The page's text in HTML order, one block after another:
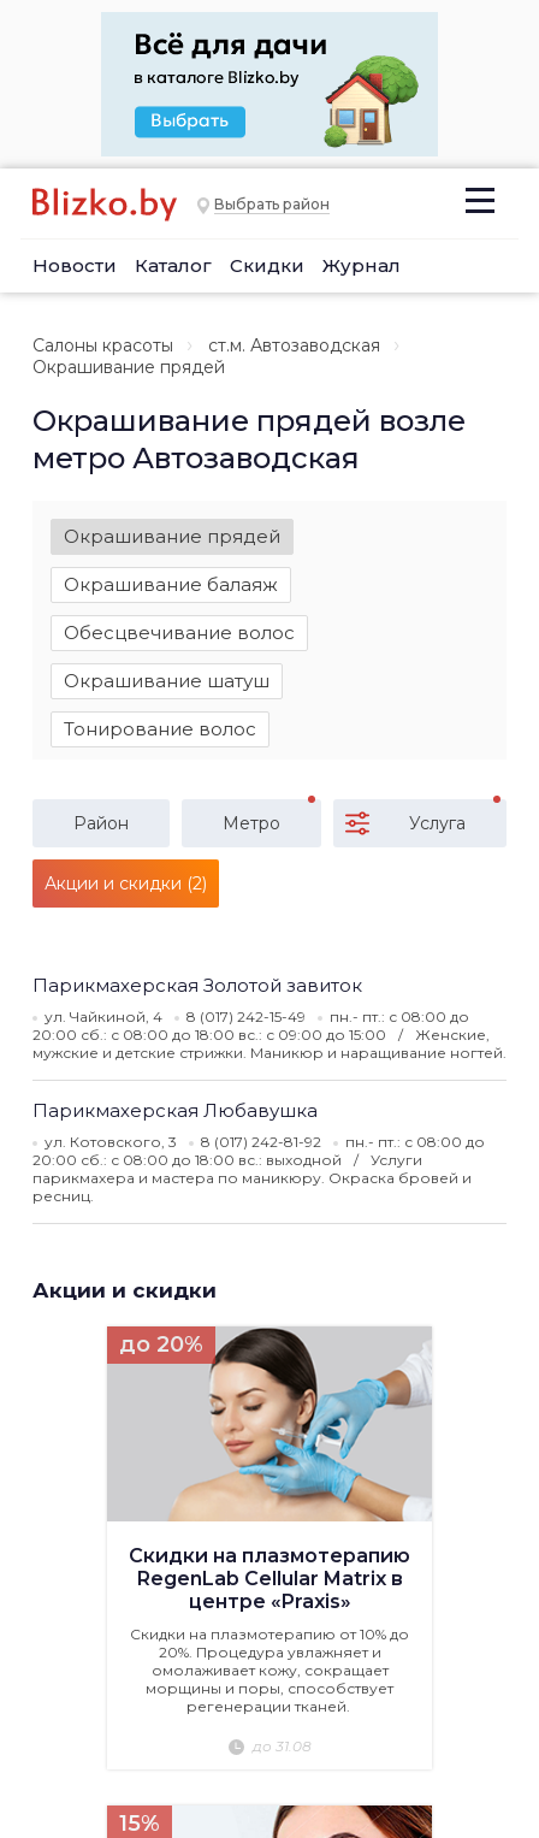
Выбрать район
Новости Каталог Скидки Журнал
Салоны красоты
ст.м. Автозаводская
Окрашивание прядей
Окрашивание прядей возле
метро Автозаводская
Окрашивание прядей
Окрашивание балаяж
Обесцвечивание волос
Окрашивание шатуш
Тонирование волос
Район Метро Услуга
Акции и скидки (2)
Парикмахерская Золотой завиток
ул. Чайкиной, 4 8 (017) 242-15-49
пн.- пт.: с 08:00 до
20:00 сб.: с 08:00 до 18:00 вс.: с 09:00 до 15:00
Женские,
мужские и детские стрижки. Маникюр и наращивание ногтей.
Парикмахерская Любавушка
ул. Котовского, 3 8 (017) 242-81-92
пн.- пт.: с 08:00 до
20:00 сб.: с 08:00 до 18:00 вс.: выходной
Услуги
парикмахера и мастера по маникюру. Окраска бровей и
ресниц.
Акции и скидки
до 20%
Скидки на плазмотерапию
RegenLab Cellular Matrix в
центре «Praxis»
Скидки на плазмотерапию от 10% до
20%. Процедура увлажняет и
омолаживает кожу, сокращает
морщины и поры, способствует
регенерации тканей.
до 31.08
15%